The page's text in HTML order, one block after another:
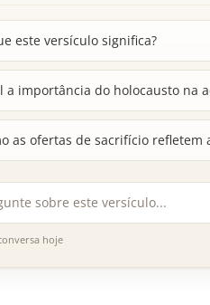
este versículo significa?
a importância do holocausto na
as ofertas de sacrifício refletem
hoje